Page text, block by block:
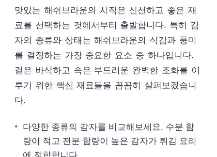
맛있는 해쉬브라운의 시작은 신선하고 좋은 재
료를 선택하는 것에서부터 출발합니다. 특히 감
자의 종류와 상태는 해쉬브라운의 식감과 풍미
를 결정하는 가장 중요한 요소 중 하나입니다.
겉은 바삭하고 속은 부드러운 완벽한 조화를 이
루기 위한 핵심 재료들을 꼼꼼히 살펴보겠습니
다.
다양한 종류의 감자를 비교해보세요. 수분 함
량이 적고 전분 함량이 높은 감자가 튀김 요리
에 적합합니다.